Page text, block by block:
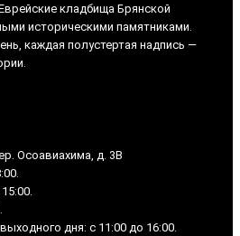
кладбища Брянской
историческими памятниками.
каждая полустертая надпись —
Осоавиахима, д. 3В
дня: с 11:00 до 16:00.